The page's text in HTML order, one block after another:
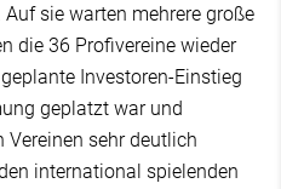
sie warten mehrere große
die 36 Profivereine wieder
Investoren-Einstieg
geplatzt war und
Vereinen sehr deutlich
international spielenden